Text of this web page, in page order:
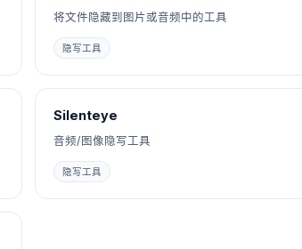
将文件隐藏到图片或音频中的工具
隐写工具
Silenteye
音频/图像隐写工具
隐写工具